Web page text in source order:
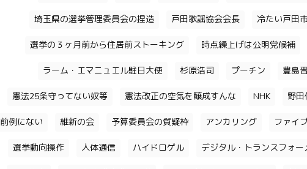
埼玉県の選挙管理委員会の捏造 戸田歌謡協会会長 冷たい戸田
選挙の３ヶ月前から住居前ストーキング 時点繰上げは公明党候補
ラーム・エマニュエル駐日大使 杉原浩司 プーチン 豊島
憲法25条守ってない奴等 憲法改正の空気を醸成すんな NHK 野田
前例にない 維新の会 予算委員会の質疑枠 アンカリング ファイ
選挙動向操作 人体通信 ハイドロゲル デジタル・トランスフォー